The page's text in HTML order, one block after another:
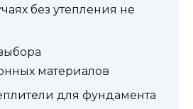
без утепления не
материалов
для фундамента